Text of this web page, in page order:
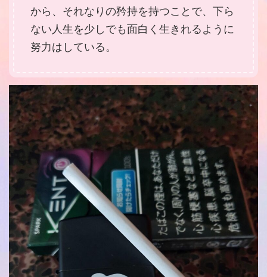
から、それなりの矜持を持つことで、下ら
ない人生を少しでも面白く生きれるように
努力はしている。